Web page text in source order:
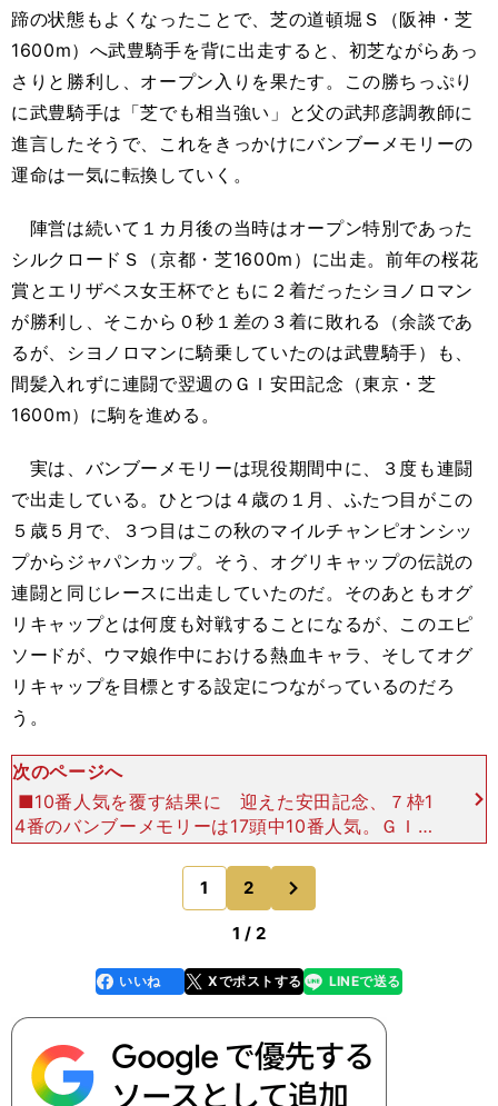
蹄の状態もよくなったことで、芝の道頓堀Ｓ（阪神・芝
1600m）へ武豊騎手を背に出走すると、初芝ながらあっ
さりと勝利し、オープン入りを果たす。この勝ちっぷり
に武豊騎手は「芝でも相当強い」と父の武邦彦調教師に
進言したそうで、これをきっかけにバンブーメモリーの
運命は一気に転換していく。
陣営は続いて１カ月後の当時はオープン特別であった
シルクロードＳ（京都・芝1600m）に出走。前年の桜花
賞とエリザベス女王杯でともに２着だったシヨノロマン
が勝利し、そこから０秒１差の３着に敗れる（余談であ
るが、シヨノロマンに騎乗していたのは武豊騎手）も、
間髪入れずに連闘で翌週のＧＩ安田記念（東京・芝
1600m）に駒を進める。
実は、バンブーメモリーは現役期間中に、３度も連闘
で出走している。ひとつは４歳の１月、ふたつ目がこの
５歳５月で、３つ目はこの秋のマイルチャンピオンシッ
プからジャパンカップ。そう、オグリキャップの伝説の
連闘と同じレースに出走していたのだ。そのあともオグ
リキャップとは何度も対戦することになるが、このエピ
ソードが、ウマ娘作中における熱血キャラ、そしてオグ
リキャップを目標とする設定につながっているのだろ
う。
次のページへ
■10番人気を覆す結果に 迎えた安田記念、７枠1
4番のバンブーメモリーは17頭中10番人気。ＧＩに
格付けされて６回目の開催で、過去５回の勝ち馬は
ハッピープログレス、ニホンピロウイナー、ギャロ
ップダイ
1 2
1 / 2
faceboo
k
いいね Xでポストする
line LINEで送る